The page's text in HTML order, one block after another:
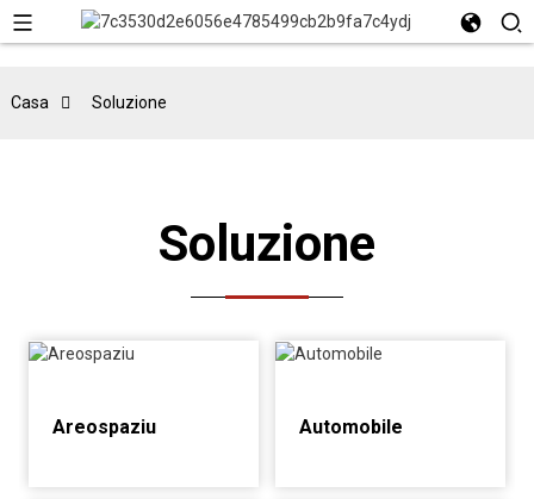
Casa Soluzione
Soluzione
Areospaziu Automobile